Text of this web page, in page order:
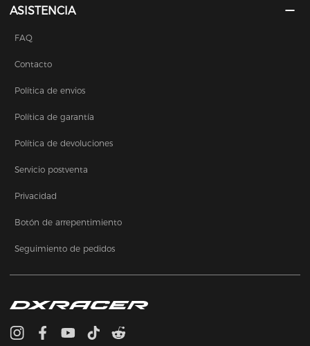
ASISTENCIA
FAQ
Contacto
Política de envios
Política de garantía
Política de devoluciones
Servicio postventa
Privacidad
Botón de arrepentimiento
Seguimiento de pedidos